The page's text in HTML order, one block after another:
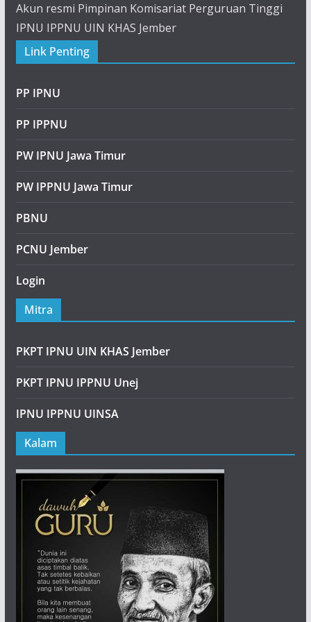
Akun resmi Pimpinan Komisariat Perguruan Tinggi
IPNU IPPNU UIN KHAS Jember
Link Penting
PP IPNU
PP IPPNU
PW IPNU Jawa Timur
PW IPPNU Jawa Timur
PBNU
PCNU Jember
Login
Mitra
PKPT IPNU UIN KHAS Jember
PKPT IPNU IPPNU Unej
IPNU IPPNU UINSA
Kalam